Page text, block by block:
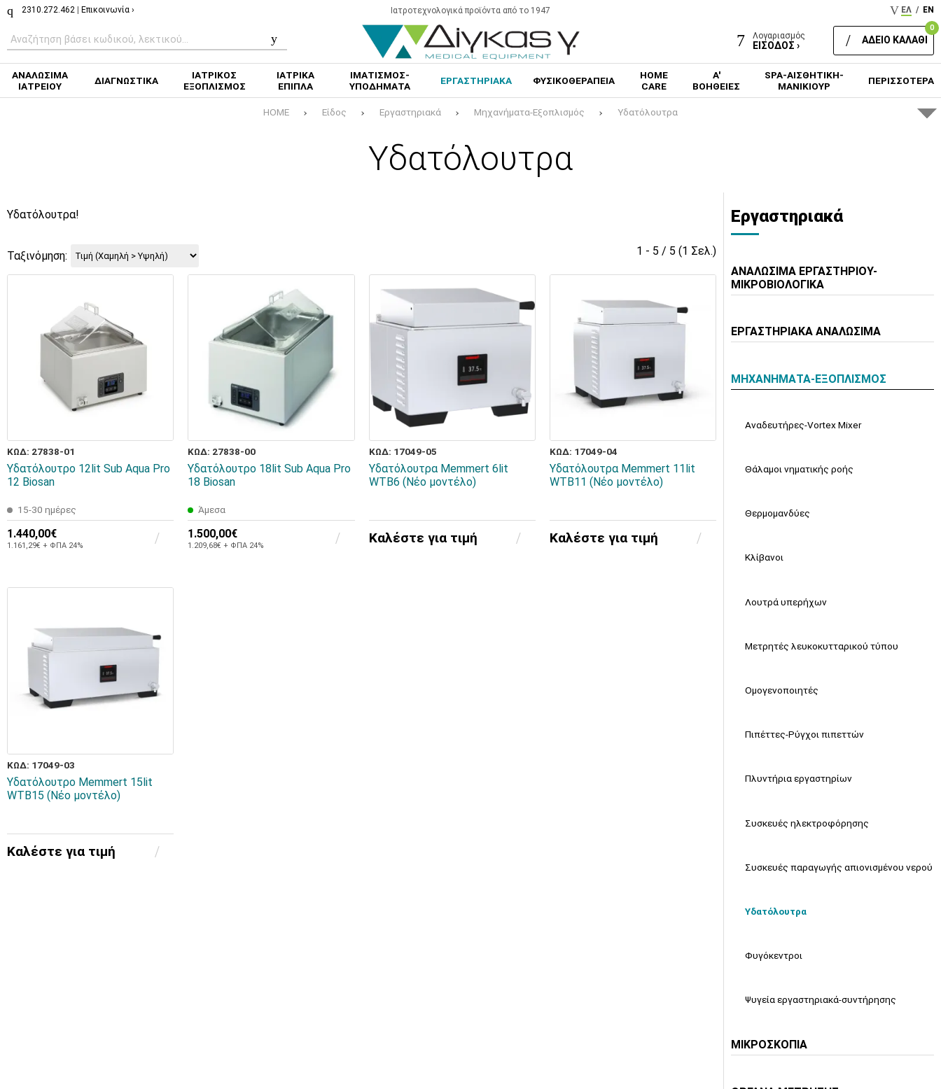
2310.272.462 Επικοινωνία › Ιατροτεχνολογικά προϊόντα από το 1947 ΕΛ / EN
Λογαριασμός
ΕΙΣΟΔΟΣ ›
0
ΑΔΕΙΟ ΚΑΛΑΘΙ
ΑΝΑΛΩΣΙΜΑ
ΙΑΤΡΕΙΟΥ
ΔΙΑΓΝΩΣΤΙΚΑ
ΙΑΤΡΙΚΟΣ
ΕΞΟΠΛΙΣΜΟΣ
ΙΑΤΡΙΚΑ
ΕΠΙΠΛΑ
ΙΜΑΤΙΣΜΟΣ-
ΥΠΟΔΗΜΑΤΑ
ΕΡΓΑΣΤΗΡΙΑΚΑ ΦΥΣΙΚΟΘΕΡΑΠΕΙΑ
HOME
CARE
Α'
ΒΟΗΘΕΙΕΣ
SPA-ΑΙΣΘΗΤΙΚΗ-
ΜΑΝΙΚΙΟΥΡ
ΠΕΡΙΣΣΟΤΕΡΑ
HOME Είδος Εργαστηριακά Μηχανήματα-Εξοπλισμός Υδατόλουτρα
Υδατόλουτρα
Υδατόλουτρα!
Ταξινόμηση: 1 - 5 / 5 (1 Σελ.)
ΚΩΔ: 27838-01
Υδατόλουτρο 12lit Sub Aqua Pro
12 Biosan
15-30 ημέρες
1.440,00€
1.161,29€ + ΦΠΑ 24%
ΚΩΔ: 27838-00
Υδατόλουτρο 18lit Sub Aqua Pro
18 Biosan
Άμεσα
1.500,00€
1.209,68€ + ΦΠΑ 24%
ΚΩΔ: 17049-05
Υδατόλουτρα Memmert 6lit
WTB6 (Νέο μοντέλο)
Καλέστε για τιμή
ΚΩΔ: 17049-04
Υδατόλουτρα Memmert 11lit
WTB11 (Νέο μοντέλο)
Καλέστε για τιμή
ΚΩΔ: 17049-03
Υδατόλουτρο Μemmert 15lit
WTB15 (Νέο μοντέλο)
Καλέστε για τιμή
Εργαστηριακά
ΑΝΑΛΩΣΙΜΑ ΕΡΓΑΣΤΗΡΙΟΥ-
ΜΙΚΡΟΒΙΟΛΟΓΙΚΑ
ΕΡΓΑΣΤΗΡΙΑΚΑ ΑΝΑΛΩΣΙΜΑ
ΜΗΧΑΝΗΜΑΤΑ-ΕΞΟΠΛΙΣΜΟΣ
Αναδευτήρες-Vortex Mixer
Θάλαμοι νηματικής ροής
Θερμομανδύες
Κλίβανοι
Λουτρά υπερήχων
Μετρητές λευκοκυτταρικού τύπου
Ομογενοποιητές
Πιπέττες-Ρύγχοι πιπεττών
Πλυντήρια εργαστηρίων
Συσκευές ηλεκτροφόρησης
Συσκευές παραγωγής απιονισμένου νερού
Υδατόλουτρα
Φυγόκεντροι
Ψυγεία εργαστηριακά-συντήρησης
ΜΙΚΡΟΣΚΟΠΙΑ